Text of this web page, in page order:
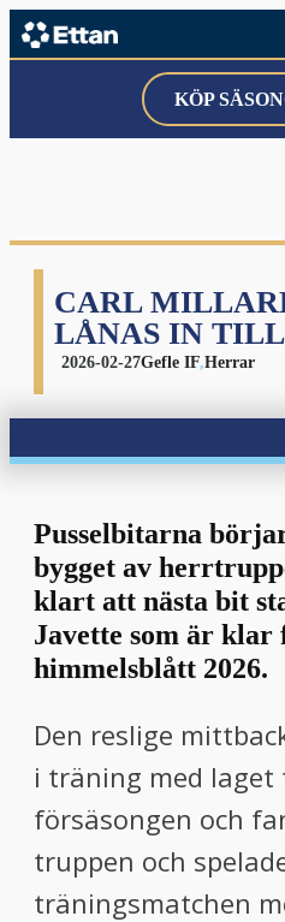
KÖP
CARL
LÅNAS IN
2026-02-27Gefle IF,Herrar
Pusselbitarna
bygget av
klart att nästa bit
Javette som är
himmelsblått 2026.
Den reslige
i träning med
försäsongen och
truppen och
träningsmatchen